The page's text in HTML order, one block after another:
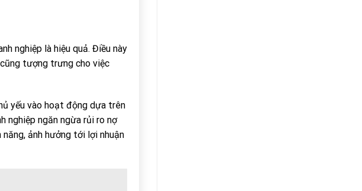
nghiệp là hiệu quả. Điều này
tượng trưng cho việc
yếu vào hoạt động dựa trên
nghiệp ngăn ngừa rủi ro nợ
ảnh hưởng tới lợi nhuận